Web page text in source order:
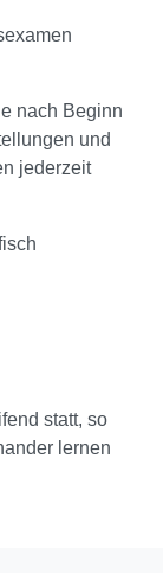
nach Beginn
und
jederzeit
statt, so
lernen